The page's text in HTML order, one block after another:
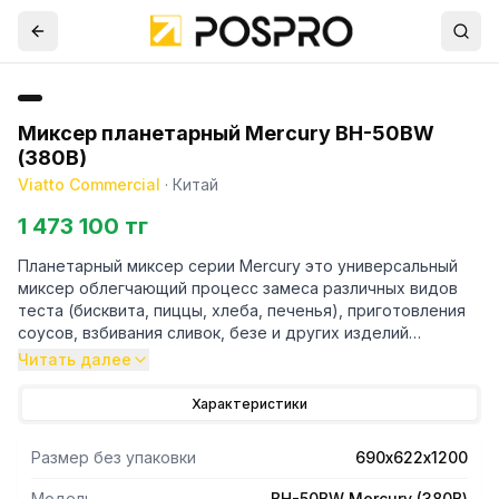
Миксер планетарный Mercury BH-50BW
(380В)
Viatto Commercial · Китай
1 473 100 тг
Планетарный миксер серии Mercury это универсальный
миксер облегчающий процесс замеса различных видов
теста (бисквита, пиццы, хлеба, печенья), приготовления
соусов, взбивания сливок, безе и других изделий
профессиональной кухни.
Редукторный привод (для моделей с объемом дежи 15,
медной шестерней, изготовленный по новейшей
технологии.
Читать далее
Характеристики
Размер без упаковки 690х622х1200